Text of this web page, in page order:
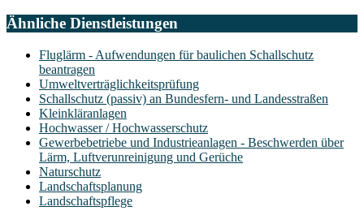
Ähnliche Dienstleistungen
Fluglärm - Aufwendungen für baulichen Schallschutz
beantragen
Umweltverträglichkeitsprüfung
Schallschutz (passiv) an Bundesfern- und Landesstraßen
Kleinkläranlagen
Hochwasser / Hochwasserschutz
Gewerbebetriebe und Industrieanlagen - Beschwerden über
Lärm, Luftverunreinigung und Gerüche
Naturschutz
Landschaftsplanung
Landschaftspflege